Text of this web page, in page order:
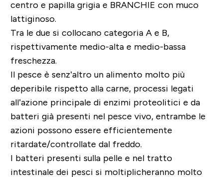
centro e papilla grigia e BRANCHIE con muco
lattiginoso.
Tra le due si collocano categoria A e B,
rispettivamente medio-alta e medio-bassa
freschezza.
Il pesce è senz’altro un alimento molto più
deperibile rispetto alla carne, processi legati
all’azione principale di enzimi proteolitici e da
batteri già presenti nel pesce vivo, entrambe le
azioni possono essere efficientemente
ritardate/controllate dal freddo.
I batteri presenti sulla pelle e nel tratto
intestinale dei pesci si moltiplicheranno molto